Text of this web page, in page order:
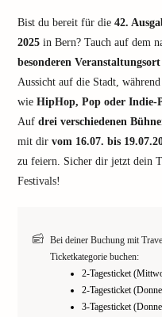
Bist du bereit für die 42.
2025 in Bern? Tauch auf dem
besonderen Veranstaltungsort
Aussicht auf die Stadt,
wie HipHop, Pop oder Indie-
Auf drei verschiedenen
mit dir vom 16.07. bis
zu feiern. Sicher dir jetzt dein
Festivals!
Bei deiner Buchung mit
Ticketkategorie buchen:
2-Tagesticket
2-Tagesticket
3-Tagesticket